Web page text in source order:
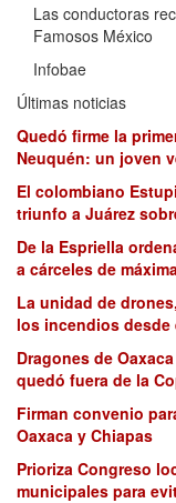
Las conductoras
Famosos México
Infobae
Últimas noticias
Quedó firme la
Neuquén: un joven
El colombiano
triunfo a Juárez
De la Espriella
a cárceles de
La unidad de
los incendios desde
Dragones de
quedó fuera de la
Firman convenio
Oaxaca y Chiapas
Prioriza Congreso
municipales para